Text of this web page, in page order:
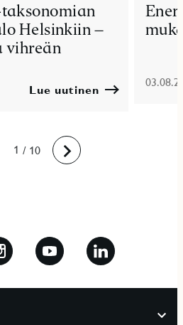
Helsinkiin –
vihreän
Lue uutinen
1
2
3
4
5
6
7
8
9
10 / 10 Eteenpäin